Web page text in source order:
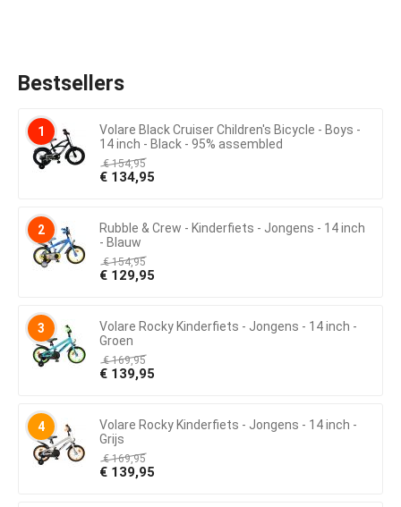
Bestsellers
1
Volare Black Cruiser Children's Bicycle - Boys -
14 inch - Black - 95% assembled
€154,95
€ 134,95
2
Rubble & Crew - Kinderfiets - Jongens - 14 inch
- Blauw
€154,95
€ 129,95
3
Volare Rocky Kinderfiets - Jongens - 14 inch -
Groen
€169,95
€ 139,95
4
Volare Rocky Kinderfiets - Jongens - 14 inch -
Grijs
€169,95
€ 139,95